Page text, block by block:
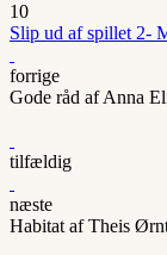
10
Slip ud af spillet 2-
forrige
Gode råd af Anna
tilfældig
næste
Habitat af Theis